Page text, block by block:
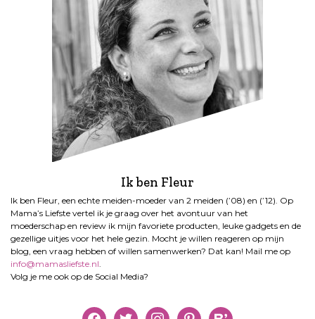
Ik ben Fleur
Ik ben Fleur, een echte meiden-moeder van 2 meiden (’08) en (’12). Op
Mama’s Liefste vertel ik je graag over het avontuur van het
moederschap en review ik mijn favoriete producten, leuke gadgets en de
gezellige uitjes voor het hele gezin. Mocht je willen reageren op mijn
blog, een vraag hebben of willen samenwerken? Dat kan! Mail me op
info@mamasliefste.nl.
Volg je me ook op de Social Media?
facebooktwitter instagrampinterestbloglovin